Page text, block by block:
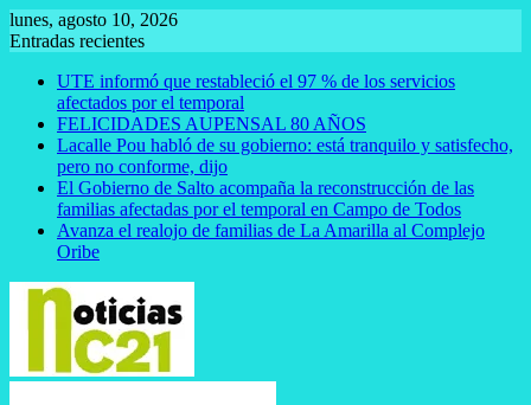
Saltar
al
lunes, agosto 10, 2026
Entradas recientes
UTE informó que restableció el 97 % de los servicios
afectados por el temporal
FELICIDADES AUPENSAL 80 AÑOS
Lacalle Pou habló de su gobierno: está tranquilo y satisfecho,
pero no conforme, dijo
El Gobierno de Salto acompaña la reconstrucción de las
familias afectadas por el temporal en Campo de Todos
Avanza el realojo de familias de La Amarilla al Complejo
Oribe